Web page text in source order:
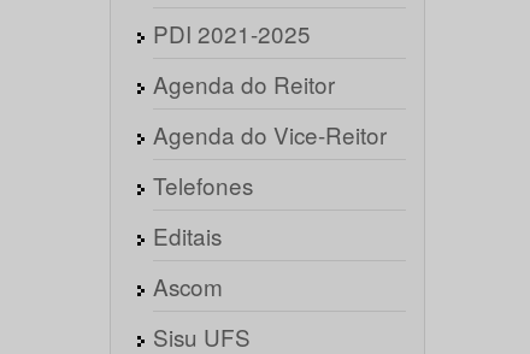
PDI 2021-2025
Agenda do Reitor
Agenda do Vice-Reitor
Telefones
Editais
Ascom
Sisu UFS